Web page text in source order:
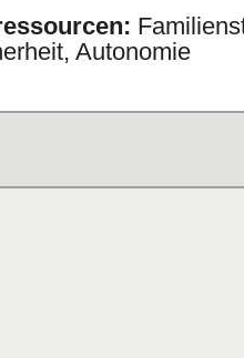
Autonomie
Ressourcen zb
hat einen